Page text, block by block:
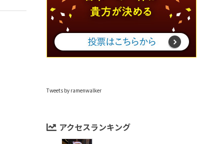
Tweets by ramenwalker
アクセスランキング